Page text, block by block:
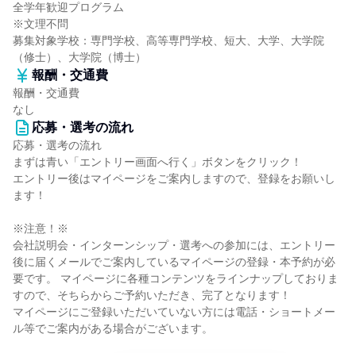
全学年歓迎プログラム
※文理不問
募集対象学校：専門学校、高等専門学校、短大、大学、大学院
（修士）、大学院（博士）
報酬・交通費
報酬・交通費
なし
応募・選考の流れ
応募・選考の流れ
まずは青い「エントリー画面へ行く」ボタンをクリック！
エントリー後はマイページをご案内しますので、登録をお願いし
ます！
※注意！※
会社説明会・インターンシップ・選考への参加には、エントリー
後に届くメールでご案内しているマイページの登録・本予約が必
要です。 マイページに各種コンテンツをラインナップしておりま
すので、そちらからご予約いただき、完了となります！
マイページにご登録いただいていない方には電話・ショートメー
ル等でご案内がある場合がございます。